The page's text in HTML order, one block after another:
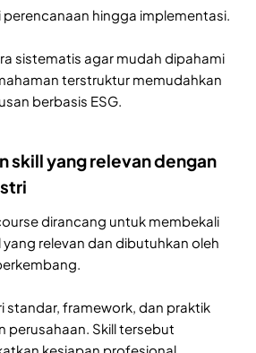
perencanaan hingga implementasi.
sistematis agar mudah dipahami
terstruktur memudahkan
berbasis ESG.
skill yang relevan dengan
dirancang untuk membekali
relevan dan dibutuhkan oleh
standar, framework, dan praktik
perusahaan. Skill tersebut
kesiapan profesional